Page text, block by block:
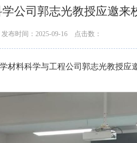
公司郭志光教授应邀来
发布时间：2025-09-16 点击数：
材料科学与工程公司郭志光教授应